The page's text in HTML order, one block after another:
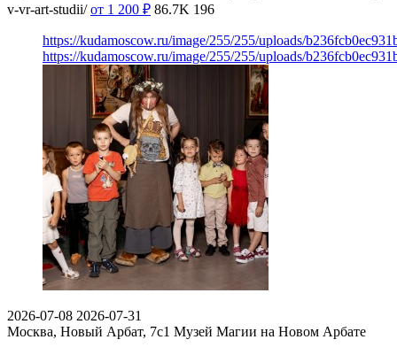
v-vr-art-studii/ от 1 200 ₽ 86.7K 196
https://kudamoscow.ru/image/255/255/uploads/
https://kudamoscow.ru/image/255/255/uploads/
2026-07-08 2026-07-31
Москва, Новый Арбат, 7с1 Музей Магии на Новом Арбате